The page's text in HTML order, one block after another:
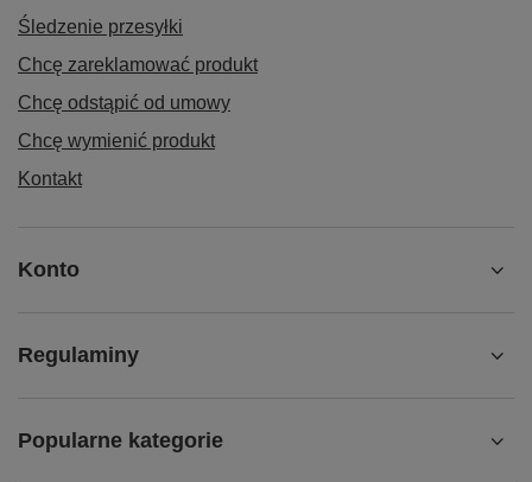
Śledzenie przesyłki
Chcę zareklamować produkt
Chcę odstąpić od umowy
Chcę wymienić produkt
Kontakt
Konto
Regulaminy
Popularne kategorie